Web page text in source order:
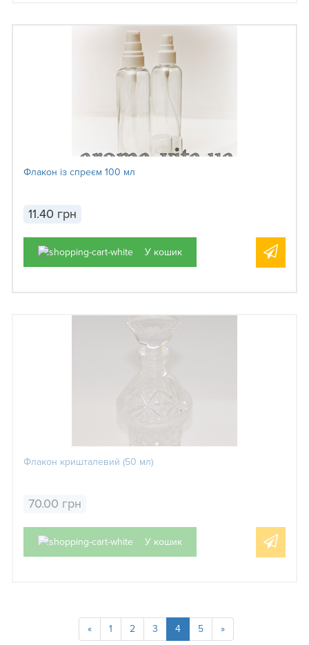
Флакон із спреєм 100 мл
11.40 грн
У кошик
Флакон кришталевий (50 мл)
70.00 грн
У кошик
« 1 2 3 4 5 »